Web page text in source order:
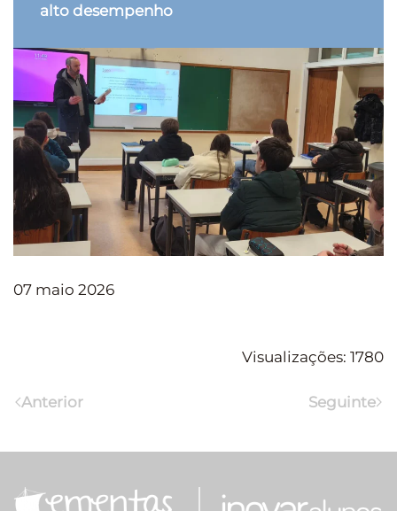
alto desempenho
07 maio 2026
Visualizações: 1780
Anterior Seguinte